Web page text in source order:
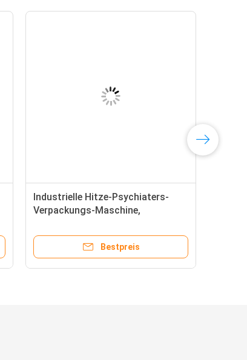
Industrielle Hitze-Psychiaters-
Verpackungs-Maschine,
3000W
Bestpreis